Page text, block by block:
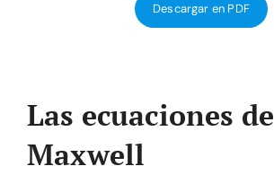
Descargar en PDF
Las ecuaciones de
Maxwell